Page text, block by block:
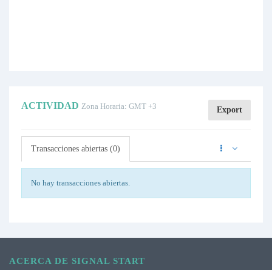
ACTIVIDAD Zona Horaria: GMT +3 Export
Transacciones abiertas (0)
No hay transacciones abiertas.
ACERCA DE SIGNAL START